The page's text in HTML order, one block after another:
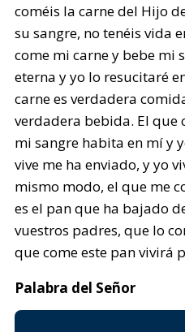
coméis la carne del Hijo
su sangre, no tenéis vida
come mi carne y bebe mi
eterna y yo lo resucitaré
carne es verdadera
verdadera bebida. El que
mi sangre habita en mí y
vive me ha enviado, y yo
mismo modo, el que me
es el pan que ha bajado
vuestros padres, que lo
que come este pan vivirá
Palabra del Señor